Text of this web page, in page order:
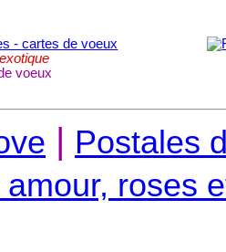
voeux
| Postales
roses